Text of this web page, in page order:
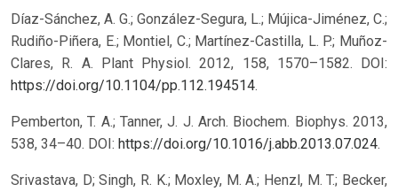
Díaz-Sánchez, A. G.; González-Segura, L.; Mújica-Jiménez, C.;
Rudiño-Piñera, E.; Montiel, C.; Martínez-Castilla, L. P.; Muñoz-
Clares, R. A. Plant Physiol. 2012, 158, 1570–1582. DOI:
https://doi.org/10.1104/pp.112.194514.
Pemberton, T. A.; Tanner, J. J. Arch. Biochem. Biophys. 2013,
538, 34–40. DOI: https://doi.org/10.1016/j.abb.2013.07.024.
Srivastava, D; Singh, R. K.; Moxley, M. A.; Henzl, M. T.; Becker,